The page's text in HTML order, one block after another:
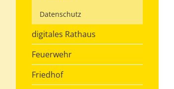
Datenschutz
digitales Rathaus
Feuerwehr
Friedhof